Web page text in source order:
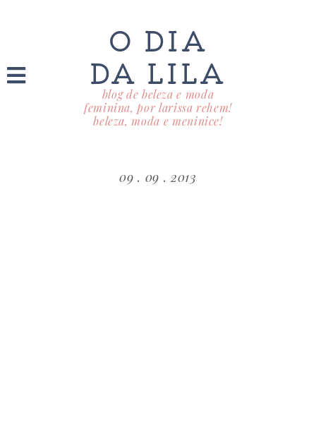
O DIA
DA LILA
blog de beleza e moda
feminina, por larissa rehem!
beleza, moda e meninice!
09 . 09 . 2013